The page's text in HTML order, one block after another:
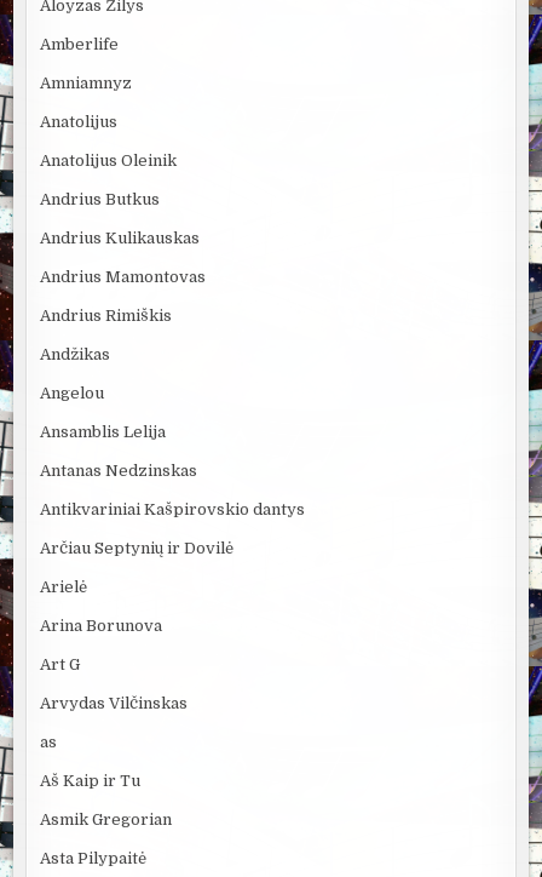
Aloyzas Žilys
Amberlife
Amniamnyz
Anatolijus
Anatolijus Oleinik
Andrius Butkus
Andrius Kulikauskas
Andrius Mamontovas
Andrius Rimiškis
Andžikas
Angelou
Ansamblis Lelija
Antanas Nedzinskas
Antikvariniai Kašpirovskio dantys
Arčiau Septynių ir Dovilė
Arielė
Arina Borunova
Art G
Arvydas Vilčinskas
as
Aš Kaip ir Tu
Asmik Gregorian
Asta Pilypaitė